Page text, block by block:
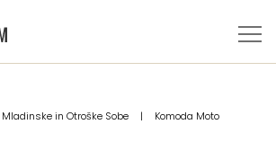
Mladinske in Otroške Sobe | Komoda Moto